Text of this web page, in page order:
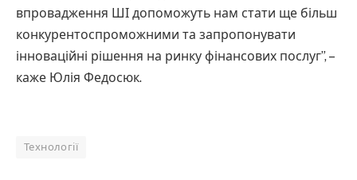
впровадження ШІ допоможуть нам стати ще більш
конкурентоспроможними та запропонувати
інноваційні рішення на ринку фінансових послуг”, –
каже Юлія Федосюк.
Технології